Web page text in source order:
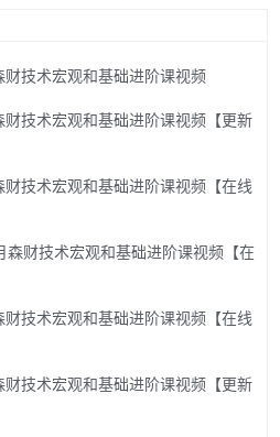
技术宏观和基础进阶课视频
技术宏观和基础进阶课视频【更新
技术宏观和基础进阶课视频【在线
财技术宏观和基础进阶课视频【在
技术宏观和基础进阶课视频【在线
技术宏观和基础进阶课视频【更新